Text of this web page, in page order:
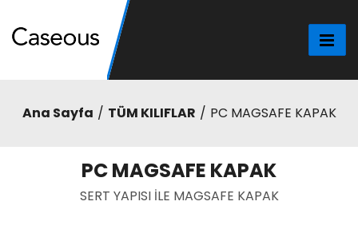
Ana Sayfa TÜM KILIFLAR PC MAGSAFE KAPAK
PC MAGSAFE KAPAK
SERT YAPISI İLE MAGSAFE KAPAK